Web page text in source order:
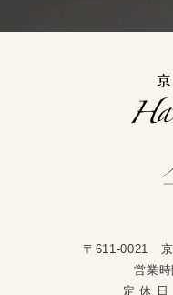
〒611-0021 京
営業
定 休 日